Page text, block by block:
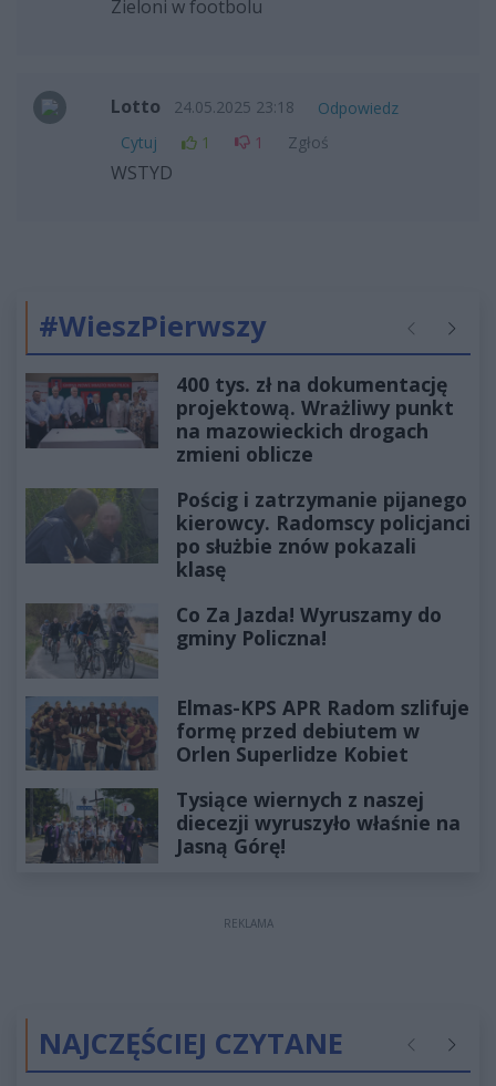
Zieloni w footbolu
Lotto 24.05.2025 23:18
Odpowiedz
Cytuj
1 1 Zgłoś
WSTYD
#WieszPierwszy Poprzednie
400 tys. zł na dokumentację
projektową. Wrażliwy punkt
na mazowieckich drogach
zmieni oblicze
Pościg i zatrzymanie pijanego
kierowcy. Radomscy policjanci
po służbie znów pokazali
klasę
Co Za Jazda! Wyruszamy do
gminy Policzna!
Elmas-KPS APR Radom szlifuje
formę przed debiutem w
Orlen Superlidze Kobiet
Tysiące wiernych z naszej
diecezji wyruszyło właśnie na
Jasną Górę!
REKLAMA
NAJCZĘŚCIEJ CZYTANE Poprzednie